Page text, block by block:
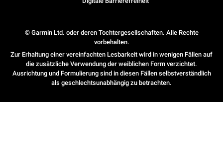
© Garmin Ltd. oder deren Tochtergesellschaften. Alle Rechte
vorbehalten.
Zur Erhaltung einer vereinfachten Lesbarkeit wird in wenigen Fällen auf
die zusätzliche Verwendung der weiblichen Form verzichtet.
Ausrichtung und Formulierung sind in diesen Fällen selbstverständlich
als geschlechtsunabhängig zu betrachten.